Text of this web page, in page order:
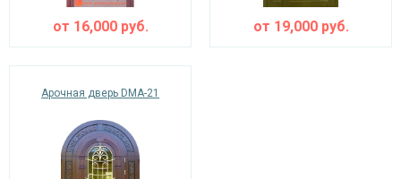
от 16,000руб. от 19,000руб.
Арочная дверь DMA-21